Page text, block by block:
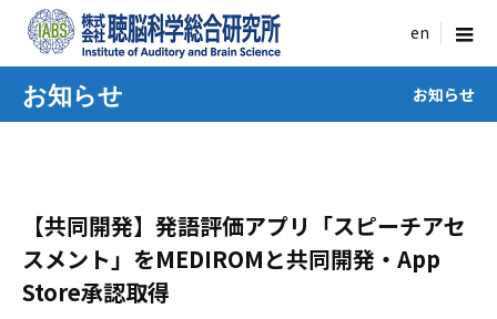
menu
お知らせ お知らせ
【共同開発】発語評価アプリ「スピーチアセ
スメント」をMEDIROMと共同開発・App
Store承認取得